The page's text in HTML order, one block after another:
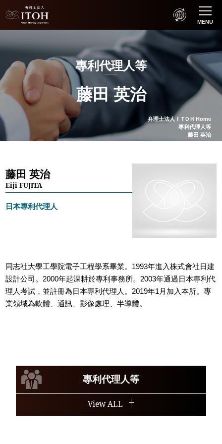
MENU
藤田 英治
專利代理人等
弁理士法人ＩＴＯＨ Home
專利代理人等
藤田 英治
藤田 英治
Eiji FUJITA
日本專利代理人
同志社大學工學院電子工程學系畢業。1993年進入株式會社日建
設計公司。2000年起深耕於專利事務所。2003年通過日本專利代
理人考試，並註冊為日本專利代理人。2019年1月加入本所。專
業領域為軟體、通訊、影像處理、半導體。
專利代理人等
View ALL